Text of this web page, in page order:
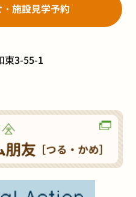
施設見学予約
東3-55-1